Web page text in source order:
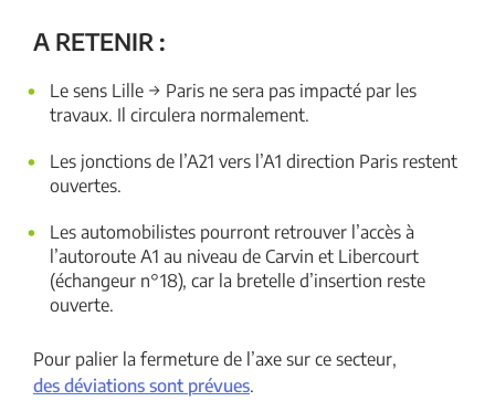
A RETENIR :
Le sens Lille → Paris ne sera pas impacté par les
travaux. Il circulera normalement.
Les jonctions de l’A21 vers l’A1 direction Paris restent
ouvertes.
Les automobilistes pourront retrouver l’accès à
l’autoroute A1 au niveau de Carvin et Libercourt
(échangeur n°18), car la bretelle d’insertion reste
ouverte.
Pour palier la fermeture de l’axe sur ce secteur,
des déviations sont prévues.